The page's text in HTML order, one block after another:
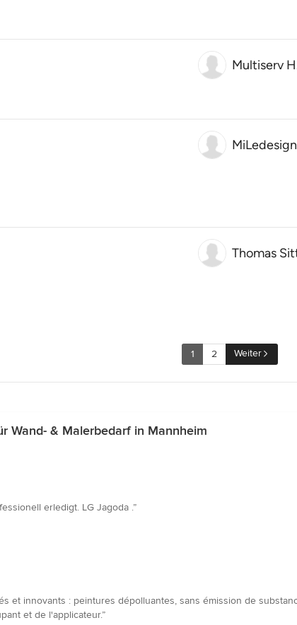
Multiserv
MiLedesign
Thomas
1 2 Weiter
Wand- & Malerbedarf in Mannheim
erledigt. LG Jagoda .”
et innovants : peintures dépolluantes, sans émission de
et de l'applicateur.”